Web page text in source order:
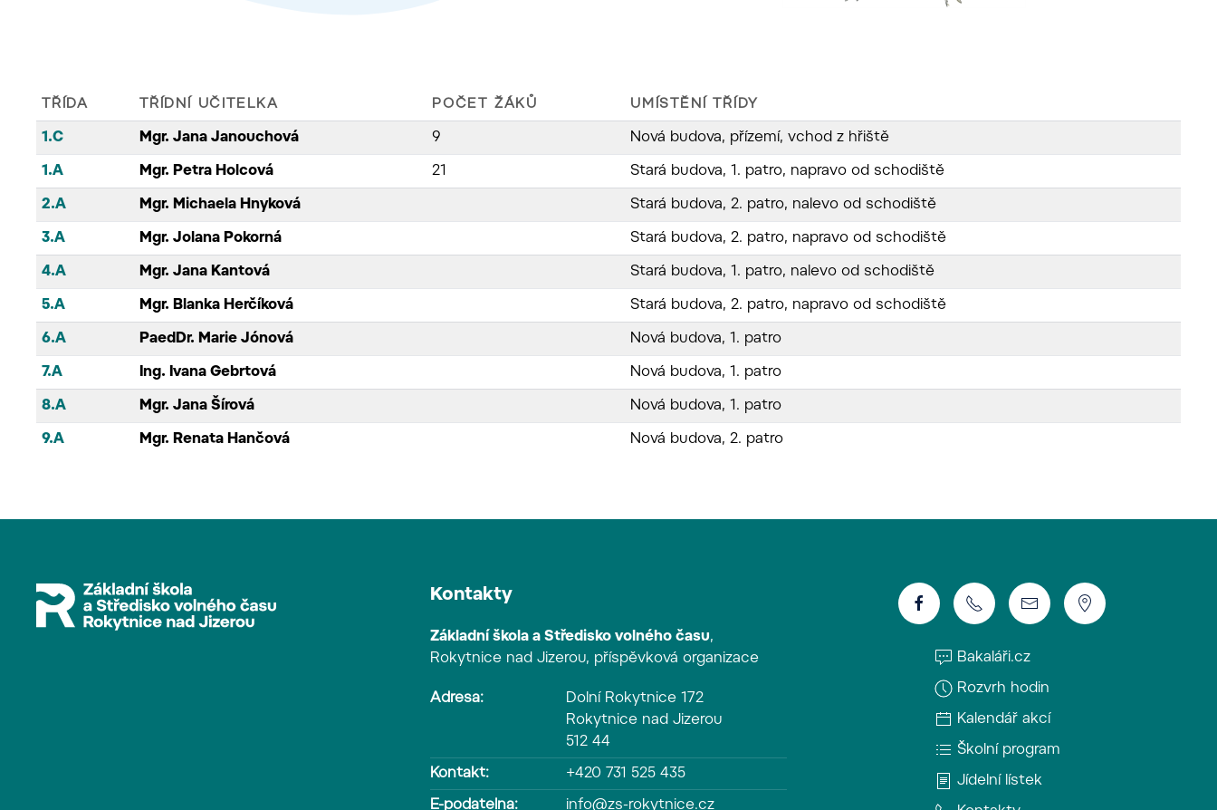
TŘÍDA TŘÍDNÍ UČITELKA POČET ŽÁKŮ UMÍSTĚNÍ TŘÍDY
1.C Mgr. Jana Janouchová 9 Nová budova, přízemí, vchod z hřiště
1.A Mgr. Petra Holcová 21 Stará budova, 1. patro, napravo od schodiště
2.A Mgr. Michaela Hnyková Stará budova, 2. patro, nalevo od schodiště
3.A Mgr. Jolana Pokorná Stará budova, 2. patro, napravo od schodiště
4.A Mgr. Jana Kantová Stará budova, 1. patro, nalevo od schodiště
5.A Mgr. Blanka Herčíková Stará budova, 2. patro, napravo od schodiště
6.A PaedDr. Marie Jónová Nová budova, 1. patro
7.A Ing. Ivana Gebrtová Nová budova, 1. patro
8.A Mgr. Jana Šírová Nová budova, 1. patro
9.A Mgr. Renata Hančová Nová budova, 2. patro
Kontakty
Základní škola a Středisko volného času,
Rokytnice nad Jizerou, příspěvková organizace
Adresa:
Dolní Rokytnice 172
Rokytnice nad Jizerou
512 44
Kontakt: +420 731 525 435
E-podatelna: info@zs-rokytnice.cz
Bakaláři.cz
Rozvrh hodin
Kalendář akcí
Školní program
Jídelní lístek